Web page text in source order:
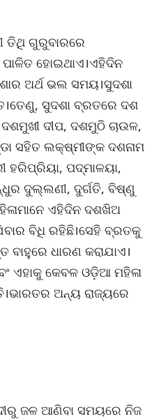
ତିଥି ଗୁରୁବାରରେ
ହୋଇଥାଏ।ଏହିଦିନ
ଅର୍ଥ ଭଲ ସମୟ।ସୁଦଶା
ସୁଦଶା ବ୍ରତରେ ଦଶ
ଦୀପ, ଦଶମୁଠି ଚାଉଳ,
ସହିତ ଲକ୍ଷ୍ମୀଙ୍କ ଦଶନାମ
ହରିପ୍ରିୟା, ପଦ୍ମାଳୟା,
ଦୁଲ୍ଲଣୀ, ଦୁର୍ଗତି, ବିଷ୍ଣୁ
ଏହିଦିନ ଦଶଖିଅ
ବିଧି ରହିଛି।ସେହି ବ୍ରତକୁ
ବାହୁରେ ଧାରଣ କରାଯାଏ।
ଏହାକୁ କେବଳ ଓଡ଼ିଆ ମହିଳା
ଅନ୍ୟ ରାଜ୍ୟରେ
ଜଳ ଆଣିବା ସମୟରେ ନିଜ